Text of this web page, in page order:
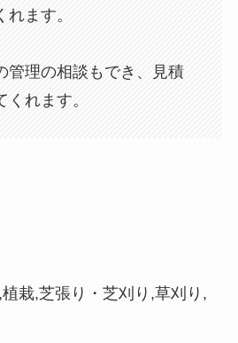
ます。
管理の相談もでき、見積
くれます。
栽,芝張り・芝刈り,草刈り,